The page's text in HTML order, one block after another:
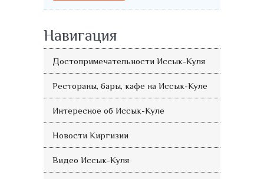
Навигация
Достопримечательности Иссык-Куля
Рестораны, бары, кафе на Иссык-Куле
Интересное об Иссык-Куле
Новости Киргизии
Видео Иссык-Куля